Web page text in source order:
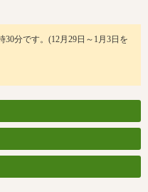
分です。(12月29日～1月3日を